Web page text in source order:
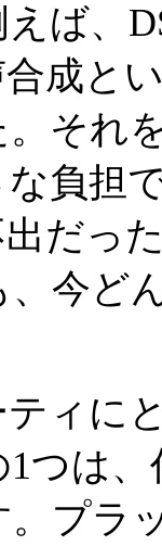
ば、
成と
それ
負担
だっ
今ど
ィに
つは
。プラ